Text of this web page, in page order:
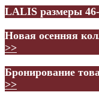
LALIS размеры
Новая осенняя
>>
Бронирование
>>